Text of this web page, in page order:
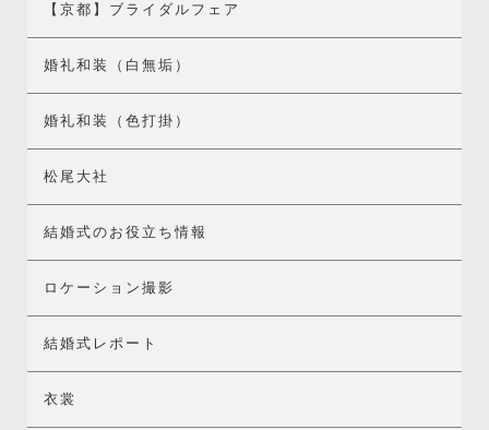
【京都】ブライダルフェア
婚礼和装（白無垢）
婚礼和装（色打掛）
松尾大社
結婚式のお役立ち情報
ロケーション撮影
結婚式レポート
衣裳